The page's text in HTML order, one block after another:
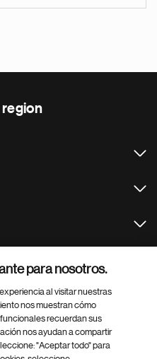
region
para nosotros.
al visitar nuestras
nos muestran cómo
recuerdan sus
nos ayudan a compartir
"Aceptar todo" para